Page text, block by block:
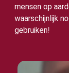
mensen op
waarschijnlijk
gebruiken!